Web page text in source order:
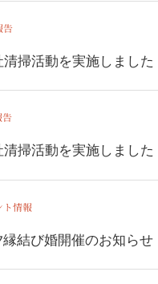
告
掃活動を実施しました
告
掃活動を実施しました
ト情報
結び婚開催のお知らせ